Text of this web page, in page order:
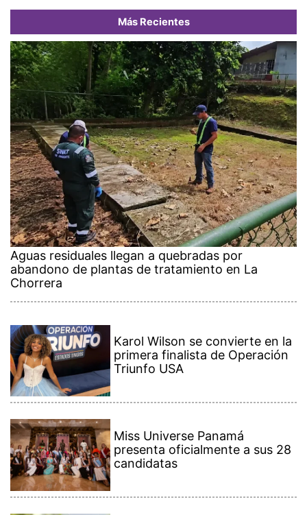
Más Recientes
Aguas residuales llegan a quebradas por
abandono de plantas de tratamiento en La
Chorrera
Karol Wilson se convierte en la
primera finalista de Operación
Triunfo USA
Miss Universe Panamá
presenta oficialmente a sus 28
candidatas